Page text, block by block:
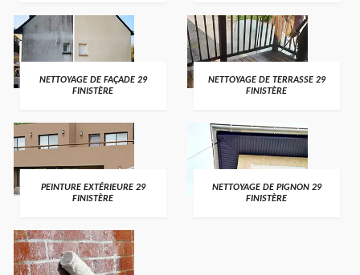
NETTOYAGE DE FAÇADE 29
FINISTÈRE
NETTOYAGE DE TERRASSE 29
FINISTÈRE
PEINTURE EXTÉRIEURE 29
FINISTÈRE
NETTOYAGE DE PIGNON 29
FINISTÈRE